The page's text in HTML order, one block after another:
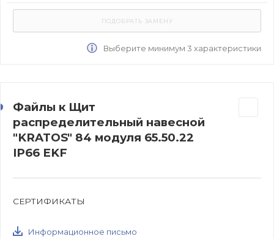
Выберите минимум 3 характеристики
Файлы к Щит
распределительный навесной
"KRATOS" 84 модуля 65.50.22
IP66 EKF
СЕРТИФИКАТЫ
Информационное письмо